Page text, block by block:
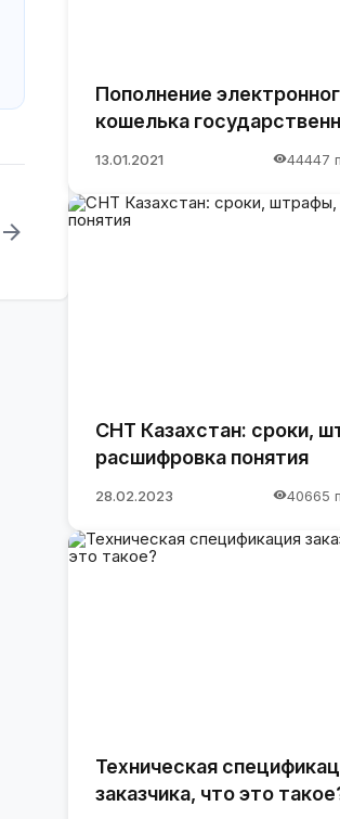
Пополнение
кошелька
13.01.2021 44447
СНТ Казахстан: сроки,
расшифровка понятия
28.02.2023 40665
Техническая
заказчика, что это